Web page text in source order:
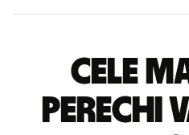
Cele
perechi